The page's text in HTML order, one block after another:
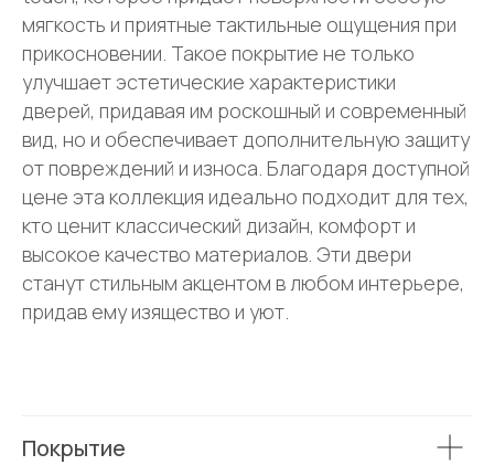
мягкость и приятные тактильные ощущения при
прикосновении. Такое покрытие не только
улучшает эстетические характеристики
дверей, придавая им роскошный и современный
вид, но и обеспечивает дополнительную защиту
от повреждений и износа. Благодаря доступной
цене эта коллекция идеально подходит для тех,
кто ценит классический дизайн, комфорт и
высокое качество материалов. Эти двери
станут стильным акцентом в любом интерьере,
придав ему изящество и уют.
Покрытие